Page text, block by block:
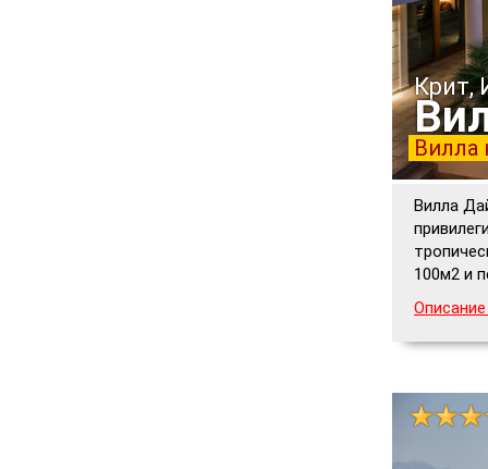
Крит,
Вилла
Вилла
100м2 и